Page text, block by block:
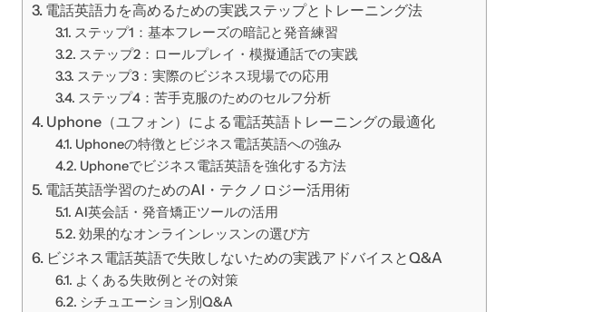
電話英語力を高めるための実践ステップとトレーニング法
ステップ1：基本フレーズの暗記と発音練習
ステップ2：ロールプレイ・模擬通話での実践
ステップ3：実際のビジネス現場での応用
ステップ4：苦手克服のためのセルフ分析
Uphone（ユフォン）による電話英語トレーニングの最適化
Uphoneの特徴とビジネス電話英語への強み
Uphoneでビジネス電話英語を強化する方法
電話英語学習のためのAI・テクノロジー活用術
AI英会話・発音矯正ツールの活用
効果的なオンラインレッスンの選び方
ビジネス電話英語で失敗しないための実践アドバイスとQ&A
よくある失敗例とその対策
シチュエーション別Q&A